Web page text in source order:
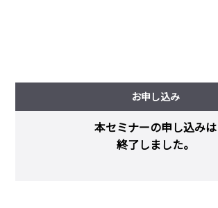
お申し込み
本セミナーの申し込みは
終了しました。